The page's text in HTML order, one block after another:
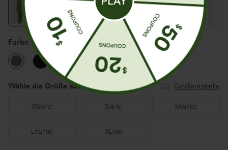
Farbe Dusky Green
Wähle die Größe aus(US) Größentabelle
XS(0/2) S(4/6) M (8/10)
L(12/14) XL(16)